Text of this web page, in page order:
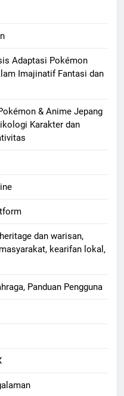
Adaptasi Pokémon
Imajinatif Fantasi dan
& Anime Jepang
Karakter dan
dan warisan,
kearifan lokal,
Panduan Pengguna